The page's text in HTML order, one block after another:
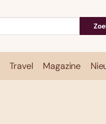
Travel Magazine